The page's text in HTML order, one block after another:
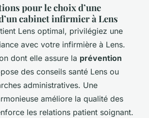
pour le choix d’une
cabinet infirmier à Lens
Lens optimal, privilégiez une
avec votre infirmière à Lens.
dont elle assure la prévention
des conseils santé Lens ou
administratives. Une
améliore la qualité des
les relations patient soignant.